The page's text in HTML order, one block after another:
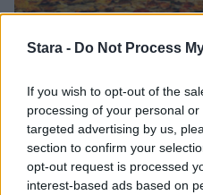
Stara - Do Not Process
If you wish to opt-out of the
processing of your personal
targeted advertising by us,
section to confirm your
opt-out request is processed
interest-based ads based on
Sääennuste
marraskuulle –
syksyn sää